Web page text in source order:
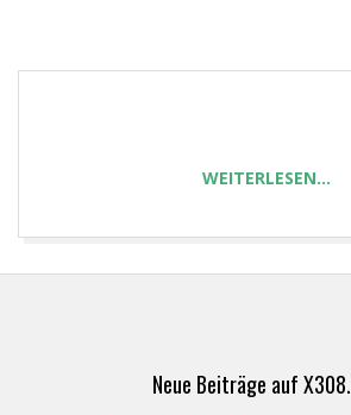
E
WEITERLESEN…
Neue Beiträge auf